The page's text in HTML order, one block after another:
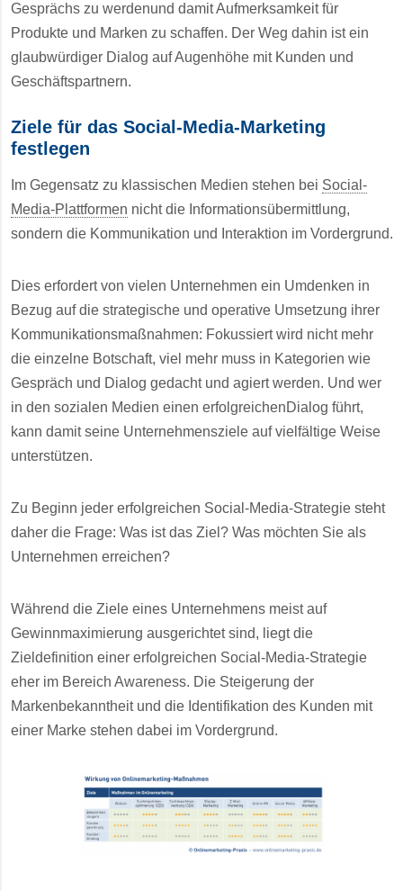
Gesprächs zu werdenund damit Aufmerksamkeit für
Produkte und Marken zu schaffen. Der Weg dahin ist ein
glaubwürdiger Dialog auf Augenhöhe mit Kunden und
Geschäftspartnern.
Ziele für das Social-Media-Marketing
festlegen
Im Gegensatz zu klassischen Medien stehen bei Social-
Media-Plattformen nicht die Informationsübermittlung,
sondern die Kommunikation und Interaktion im Vordergrund.
Dies erfordert von vielen Unternehmen ein Umdenken in
Bezug auf die strategische und operative Umsetzung ihrer
Kommunikationsmaßnahmen: Fokussiert wird nicht mehr
die einzelne Botschaft, viel mehr muss in Kategorien wie
Gespräch und Dialog gedacht und agiert werden. Und wer
in den sozialen Medien einen erfolgreichenDialog führt,
kann damit seine Unternehmensziele auf vielfältige Weise
unterstützen.
Zu Beginn jeder erfolgreichen Social-Media-Strategie steht
daher die Frage: Was ist das Ziel? Was möchten Sie als
Unternehmen erreichen?
Während die Ziele eines Unternehmens meist auf
Gewinnmaximierung ausgerichtet sind, liegt die
Zieldefinition einer erfolgreichen Social-Media-Strategie
eher im Bereich Awareness. Die Steigerung der
Markenbekanntheit und die Identifikation des Kunden mit
einer Marke stehen dabei im Vordergrund.